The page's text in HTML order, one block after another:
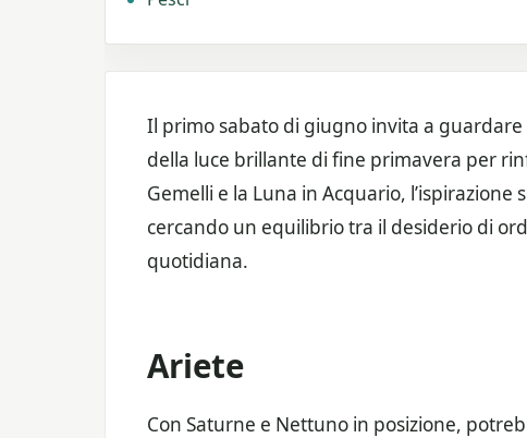
Il primo sabato di giugno invita a
della luce brillante di fine primavera per
Gemelli e la Luna in Acquario,
cercando un equilibrio tra il desiderio di
quotidiana.
Ariete
Con Saturne e Nettuno in posizione,